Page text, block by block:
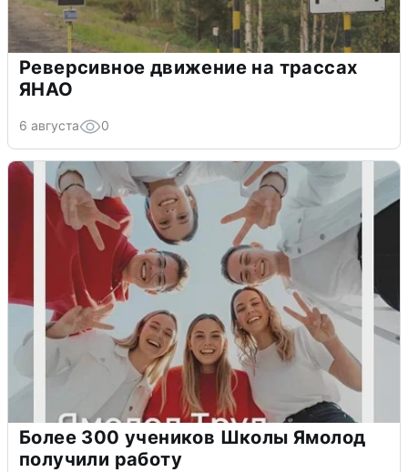
Реверсивное движение на трассах
ЯНАО
6 августа 0
Более 300 учеников Школы Ямолод
получили работу